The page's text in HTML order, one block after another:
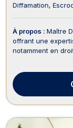
Diffamation
À propos : Maître
offrant une
notamment en
successions et